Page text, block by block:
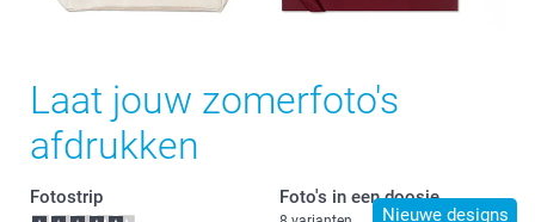
Laat jouw zomerfoto's
afdrukken
Fotostrip
Nieuwe designs
Foto's in een doosje